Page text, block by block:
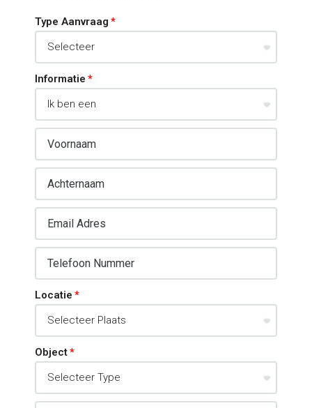
Type Aanvraag
Informatie
Locatie
Object